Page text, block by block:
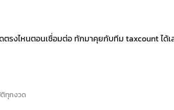
รงไหนตอนเชื่อมต่อ ทักมาคุยกับทีม taxcount ได้เ
ติทุกงวด